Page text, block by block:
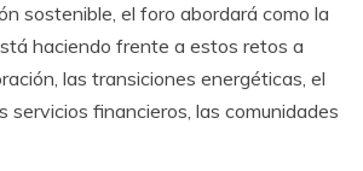
sostenible, el foro abordará como la
haciendo frente a estos retos a
las transiciones energéticas, el
servicios financieros, las comunidades